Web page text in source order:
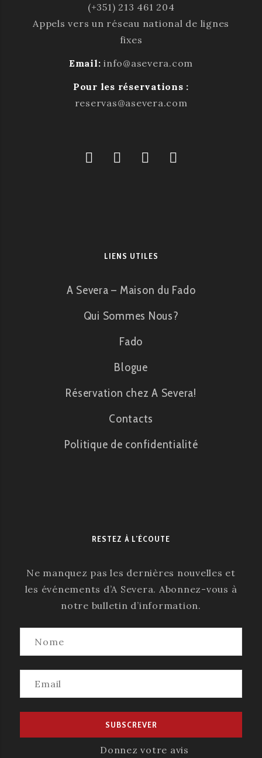
(+351) 213 461 204
Appels vers un réseau national de lignes
fixes
Email: info@asevera.com
Pour les réservations :
reservas@asevera.com
LIENS UTILES
A Severa – Maison du Fado
Qui Sommes Nous?
Fado
Blogue
Réservation chez A Severa!
Contacts
Politique de confidentialité
RESTEZ À L’ÉCOUTE
Ne manquez pas les dernières nouvelles et
les événements d’A Severa. Abonnez-vous à
notre bulletin d’information.
Donnez votre avis